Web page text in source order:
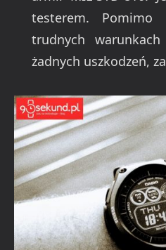
testerem. Pomimo
trudnych
żadnych uszkodzeń,